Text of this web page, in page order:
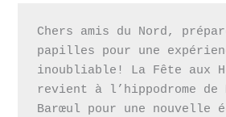
Chers amis du Nord,
papilles pour une
inoubliable! La Fête aux
revient à l’hippodrome de
Barœul pour une nouvelle